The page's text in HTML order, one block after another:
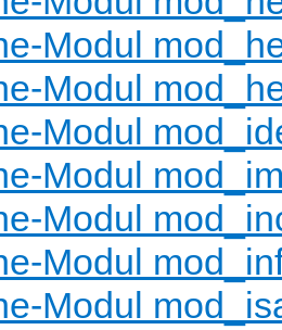
Modul
Modul
Modul
Modul
Modul
Modul
Modul